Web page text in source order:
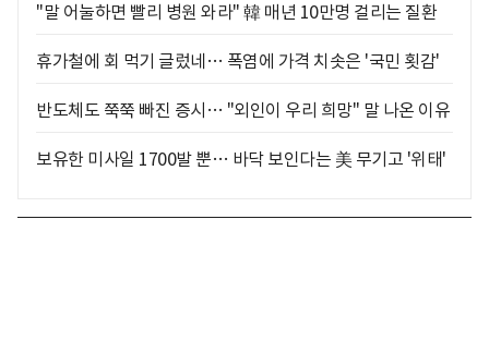
"말 어눌하면 빨리 병원 와라" 韓 매년 10만명 걸리는 질환
휴가철에 회 먹기 글렀네… 폭염에 가격 치솟은 '국민 횟감'
반도체도 쭉쭉 빠진 증시… "외인이 우리 희망" 말 나온 이유
보유한 미사일 1700발 뿐… 바닥 보인다는 美 무기고 '위태'